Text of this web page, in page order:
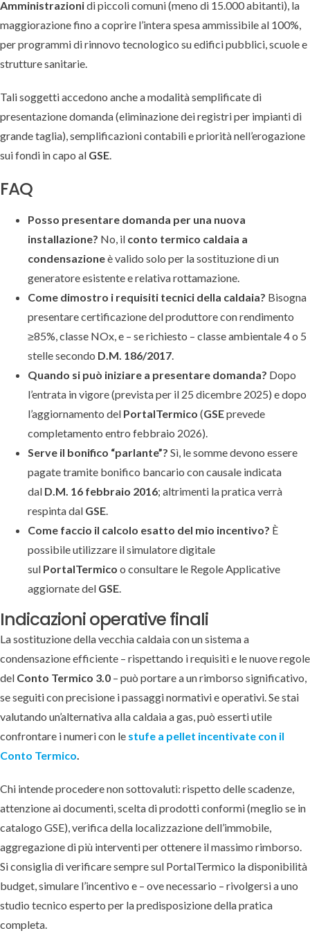
Amministrazionidi piccoli comuni (meno di 15.000 abitanti), la
maggiorazione fino a coprire l’intera spesa ammissibile al 100%,
per programmi di rinnovo tecnologico su edifici pubblici, scuole e
strutture sanitarie.
Tali soggetti accedono anche a modalità semplificate di
presentazione domanda (eliminazione dei registri per impianti di
grande taglia), semplificazioni contabili e priorità nell’erogazione
sui fondi in capo al GSE.
FAQ
Posso presentare domanda per una nuova
installazione? No, il conto termico caldaia a
condensazioneè valido solo per la sostituzione di un
generatore esistente e relativa rottamazione.
Come dimostro i requisiti tecnici della caldaia? Bisogna
presentare certificazione del produttore con rendimento
≥85%, classe NOx, e – se richiesto – classe ambientale 4 o 5
stelle secondo D.M. 186/2017.
Quando si può iniziare a presentare domanda? Dopo
l’entrata in vigore (prevista per il 25 dicembre 2025) e dopo
l’aggiornamento del PortalTermico (GSEprevede
completamento entro febbraio 2026).
Serve il bonifico “parlante”? Sì, le somme devono essere
pagate tramite bonifico bancario con causale indicata
dal D.M. 16 febbraio 2016; altrimenti la pratica verrà
respinta dal GSE.
Come faccio il calcolo esatto del mio incentivo? È
possibile utilizzare il simulatore digitale
sul PortalTermico o consultare le Regole Applicative
aggiornate del GSE.
Indicazioni operative finali
La sostituzione della vecchia caldaia con un sistema a
condensazione efficiente – rispettando i requisiti e le nuove regole
del Conto Termico 3.0– può portare a un rimborso significativo,
se seguiti con precisione i passaggi normativi e operativi. Se stai
valutando un’alternativa alla caldaia a gas, può esserti utile
confrontare i numeri con le stufe a pellet incentivate con il
Conto Termico.
Chi intende procedere non sottovaluti: rispetto delle scadenze,
attenzione ai documenti, scelta di prodotti conformi (meglio se in
catalogo GSE), verifica della localizzazione dell’immobile,
aggregazione di più interventi per ottenere il massimo rimborso.
Si consiglia di verificare sempre sul PortalTermico la disponibilità
budget, simulare l’incentivo e – ove necessario – rivolgersi a uno
studio tecnico esperto per la predisposizione della pratica
completa.